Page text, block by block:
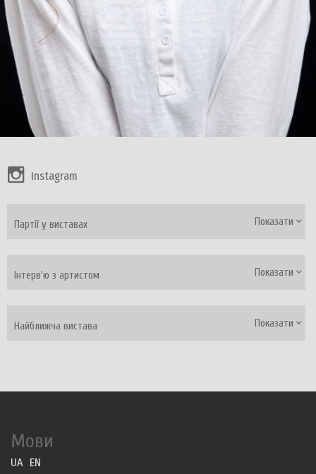
Instagram
Партії у виставах Показати
Інтерв'ю з артистом Показати
Найближча вистава Показати
Мови
UA EN